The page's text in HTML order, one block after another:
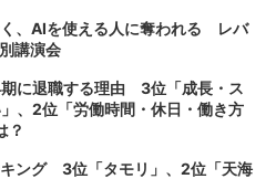
、AIを使える人に奪われる レバ
講演会
に退職する理由 3位「成長・ス
、2位「労働時間・休日・働き方
？
キング 3位「タモリ」、2位「天海